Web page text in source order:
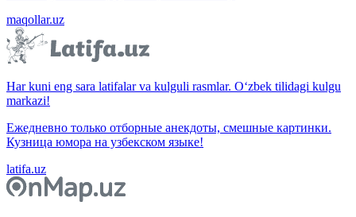
maqollar.uz
Har kuni eng sara latifalar va kulguli rasmlar. O‘zbek tilidagi kulgu
markazi!
Ежедневно только отборные анекдоты, смешные картинки.
Кузница юмора на узбекском языке!
latifa.uz